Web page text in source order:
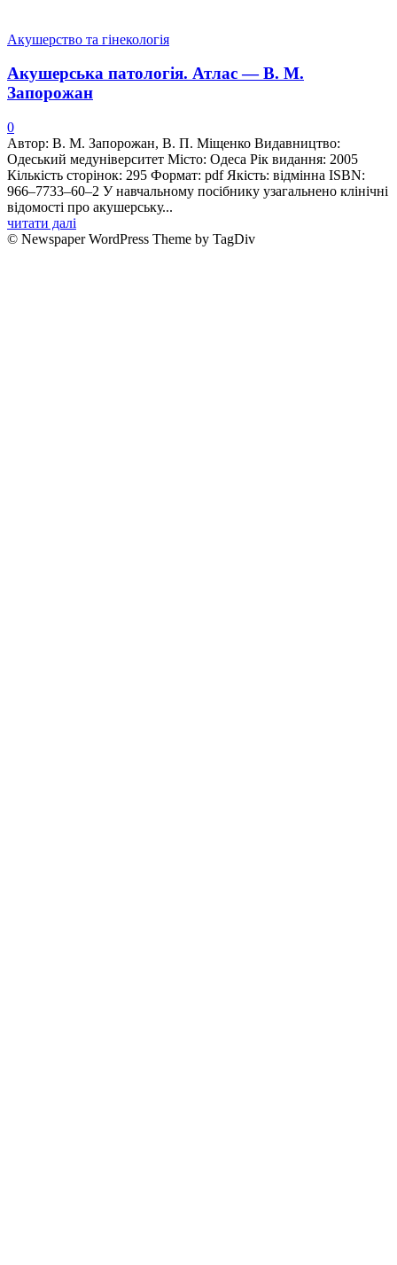
Акушерство та гінекологія
Акушерська патологія. Атлас — В. М.
Запорожан
0
Автор: В. М. Запорожан, В. П. Міщенко Видавництво:
Одеський медуніверситет Місто: Одеса Рік видання: 2005
Кількість сторінок: 295 Формат: pdf Якість: відмінна ISBN:
966–7733–60–2 У навчальному посiбнику узагальнено клiнiчнi
вiдомостi про акушерську...
читати далі
© Newspaper WordPress Theme by TagDiv